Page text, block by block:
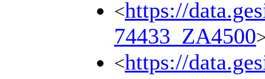
<https://
74433_ZA4500
<https://